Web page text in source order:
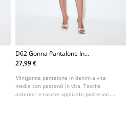
D62 Gonna Pantalone In
Denim L01283422
27,99 €
Minigonna pantalone in denim a vita
media con passanti in vita. Tasche
anteriori e tasche applicate posteriori.